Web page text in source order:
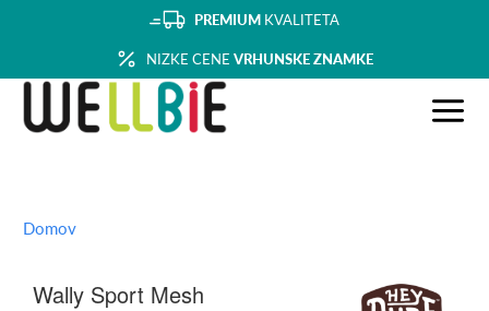
PREMIUM KVALITETA
NIZKE CENE VRHUNSKE ZNAMKE
Domov
Wally Sport Mesh